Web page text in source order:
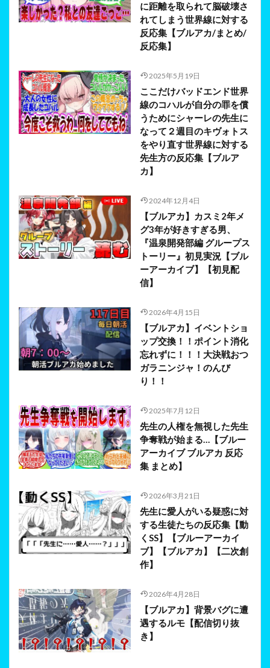
に距離を取られて脳破壊さ
れてしまう世界線に対する
反応集【ブルアカ/まとめ/
反応集】
2025年5月19日
ここだけバッドエンド世界
線のコハルが自分の罪を償
うためにシャーレの先生に
なって２週目のキヴォトス
をやり直す世界線に対する
先生方の反応集【ブルア
カ】
2024年12月4日
【ブルアカ】カスミ2年メ
グ3年が好きすぎる男、
『温泉開発部編 グループス
トーリー』初見実況【ブル
ーアーカイブ】【初見配
信】
2026年4月15日
【ブルアカ】イベントショ
ップ交換！！ポイント消化
忘れずに！！！大決戦おつ
ガラニンジャ！のんび
り！！
2025年7月12日
先生の人権を無視した先生
争奪戦が始まる…【ブルー
アーカイブ ブルアカ 反応
集 まとめ】
2026年3月21日
先生に愛人がいる疑惑に対
する生徒たちの反応集【動
くSS】【ブルーアーカイ
ブ】【ブルアカ】【二次創
作】
2026年4月28日
【ブルアカ】背景バグに遭
遇するルモ【配信切り抜
き】